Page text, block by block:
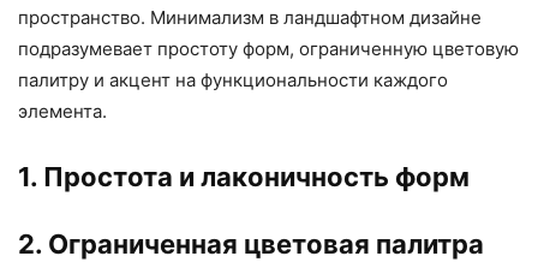
пространство. Минимализм в ландшафтном дизайне
подразумевает простоту форм, ограниченную цветовую
палитру и акцент на функциональности каждого
элемента.
1. Простота и лаконичность форм
2. Ограниченная цветовая палитра